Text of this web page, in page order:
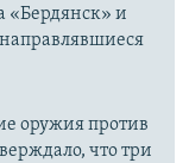
«Бердянск» и
оружия против
что три